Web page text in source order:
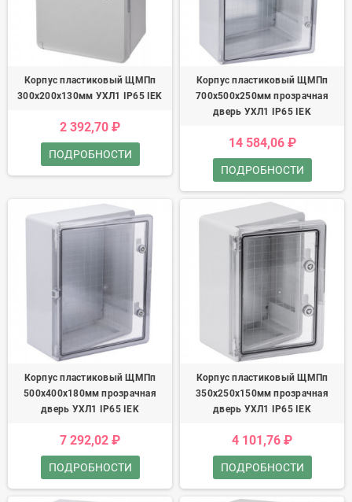
Корпус пластиковый ЩМПп
300х200х130мм УХЛ1 IP65 IEK
2 392,70 ₽
ПОДРОБНОСТИ
Корпус пластиковый ЩМПп
700х500х250мм прозрачная
дверь УХЛ1 IP65 IEK
14 584,06 ₽
ПОДРОБНОСТИ
Корпус пластиковый ЩМПп
500х400х180мм прозрачная
дверь УХЛ1 IP65 IEK
7 292,02 ₽
ПОДРОБНОСТИ
Корпус пластиковый ЩМПп
350х250х150мм прозрачная
дверь УХЛ1 IP65 IEK
4 101,76 ₽
ПОДРОБНОСТИ